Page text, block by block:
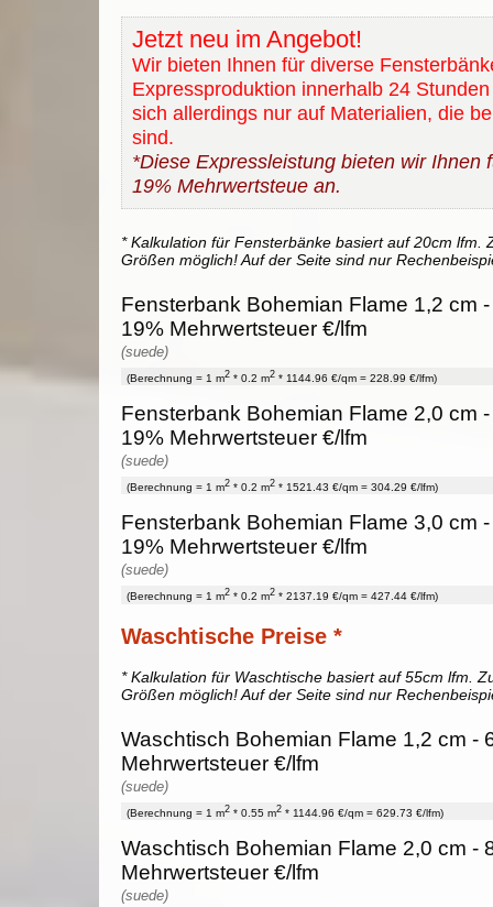
Jetzt neu im Angebot!
Wir bieten Ihnen für diverse
Expressproduktion innerhalb 24
sich allerdings nur auf Materialien, die
sind.
*Diese Expressleistung bieten wir Ihnen
19% Mehrwertsteue an.
* Kalkulation für Fensterbänke basiert auf 20cm lfm.
Größen möglich! Auf der Seite sind nur
Fensterbank Bohemian Flame 1,2 cm
19% Mehrwertsteuer €/lfm
(suede)
(Berechnung = 1 m2 * 0.2 m2 * 1144.96 €/qm = 228.99 €/lfm)
Fensterbank Bohemian Flame 2,0 cm
19% Mehrwertsteuer €/lfm
(suede)
(Berechnung = 1 m2 * 0.2 m2 * 1521.43 €/qm = 304.29 €/lfm)
Fensterbank Bohemian Flame 3,0 cm
19% Mehrwertsteuer €/lfm
(suede)
(Berechnung = 1 m2 * 0.2 m2 * 2137.19 €/qm = 427.44 €/lfm)
Waschtische Preise *
* Kalkulation für Waschtische basiert auf 55cm lfm.
Größen möglich! Auf der Seite sind nur
Waschtisch Bohemian Flame 1,2 cm -
Mehrwertsteuer €/lfm
(suede)
(Berechnung = 1 m2 * 0.55 m2 * 1144.96 €/qm = 629.73 €/lfm)
Waschtisch Bohemian Flame 2,0 cm -
Mehrwertsteuer €/lfm
(suede)